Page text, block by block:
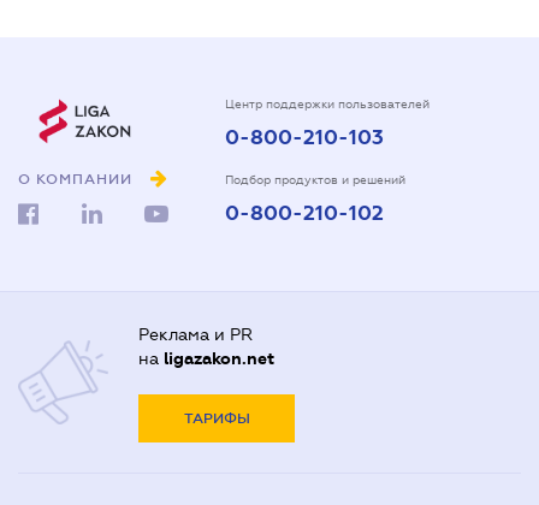
О КОМПАНИИ
Центр поддержки пользователей
0-800-210-103
Подбор продуктов и решений
0-800-210-102
Реклама и PR
на ligazakon.net
ТАРИФЫ